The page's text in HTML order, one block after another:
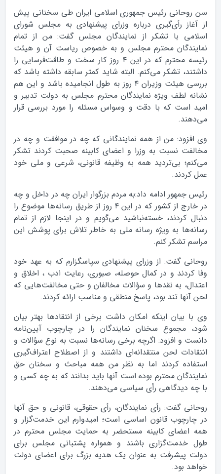
سن روحانی رئیس جمهوری اسلامی ایران طی سخنانی پیش
از آغاز رأ‌ی‌گیری درباره وزرای پیشنهادی به مجلس شورای
اسلامی با تشکر از نمایندگان مجلس گفت: من از تمام
نمایندگان محترم مجلس و به خصوص ریاست آن و هیئت
رئیسه محترم که در این ۴ روز کار سخت و طاقت‌فرسایی را
داشتند، تشکر می‌کنم. البته شاید کمتر سابقه داشته باشد که
بررسی هیئت وزیران ۴ روز به طول انجامیده باشد و این هم
نشانه لطف ویژه نمایندگان محترم مجلس به دولت تدبیر و
امید است که با دقت و وسواس مسئله را مورد بررسی قرار
می‌دهند.
وی افزود:‌ من از همه نمایندگانی که چه در موافقت و چه در
مخالفت نسبت به وزرا و اعضای کابینه صحبت کردند تشکر
می‌کنم؛ بی‌تردید همه به وظیفه قانونی، شرعی و ملی خود
عمل کردند.
رئیس جمهور ادامه داد:به مردم بزرگوار ایران چه در داخل و چه
در خارج از کشور که در این ۴ روز از طریق رسانه‌ها موضوع را
دنبال کردند، خسته‌نباشید می‌گویم و در اینجا لازم از تمام
رسانه‌ها به ویژه رسانه ملی به خاطر تلاش برای پوشش این
مراسم تشکر کنم.
روحانی گفت: از وزرای پیشنهادی سپاسگزارم که به عهد خود
وفا کردند و در کمال حوصله،‌ صبوری، رعایت ادب ، اخلاق و
اعتدال، به نقدها و سؤالات مخالفان و حتی مخالفت‌هایی که
لحن آنها تند بود، پاسخ منطقی و مناسب ارائه کردند.
وی با بیان اینکه امکان داشت برخی از انتقادها بهتر بیان
شود، مجموع سخنان نمایندگان را در چارچوب آیین‌نامه
دانست و افزود: اگرچه برخی رسانه‌ها نسبت به نوع سؤالات و
انتقادات لحن منتقدانه‌ای داشتند و از اصطلاح‌ اعتراف‌گیری
استفاده کردند اما به نظر من همه مباحث و سخنان حق
نمایندگان محترم بوده است آنها باید بدانند که به چه کسی و
با چه دیدگاهی رأی سیاسی می‌دهند.
روحانی گفت: رأی نمایندگان، رأی حقوقی، قانونی و حق آنها
در چارچوب قانون اساسی است؛ امیدوارم این خدمت‌گزار و
همه اعضای کابینه مستحضر به حمایت مجلس محترم در
طول خدمت‌گزاری باشند و همواره پشتبانی مجلس برای
دولت پیشرفت به عنوان یک هدیه بزرگ برای اعضای دولت
خواهد بود.